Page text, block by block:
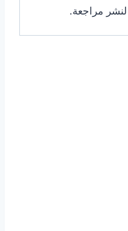
لنشر مراجعة.